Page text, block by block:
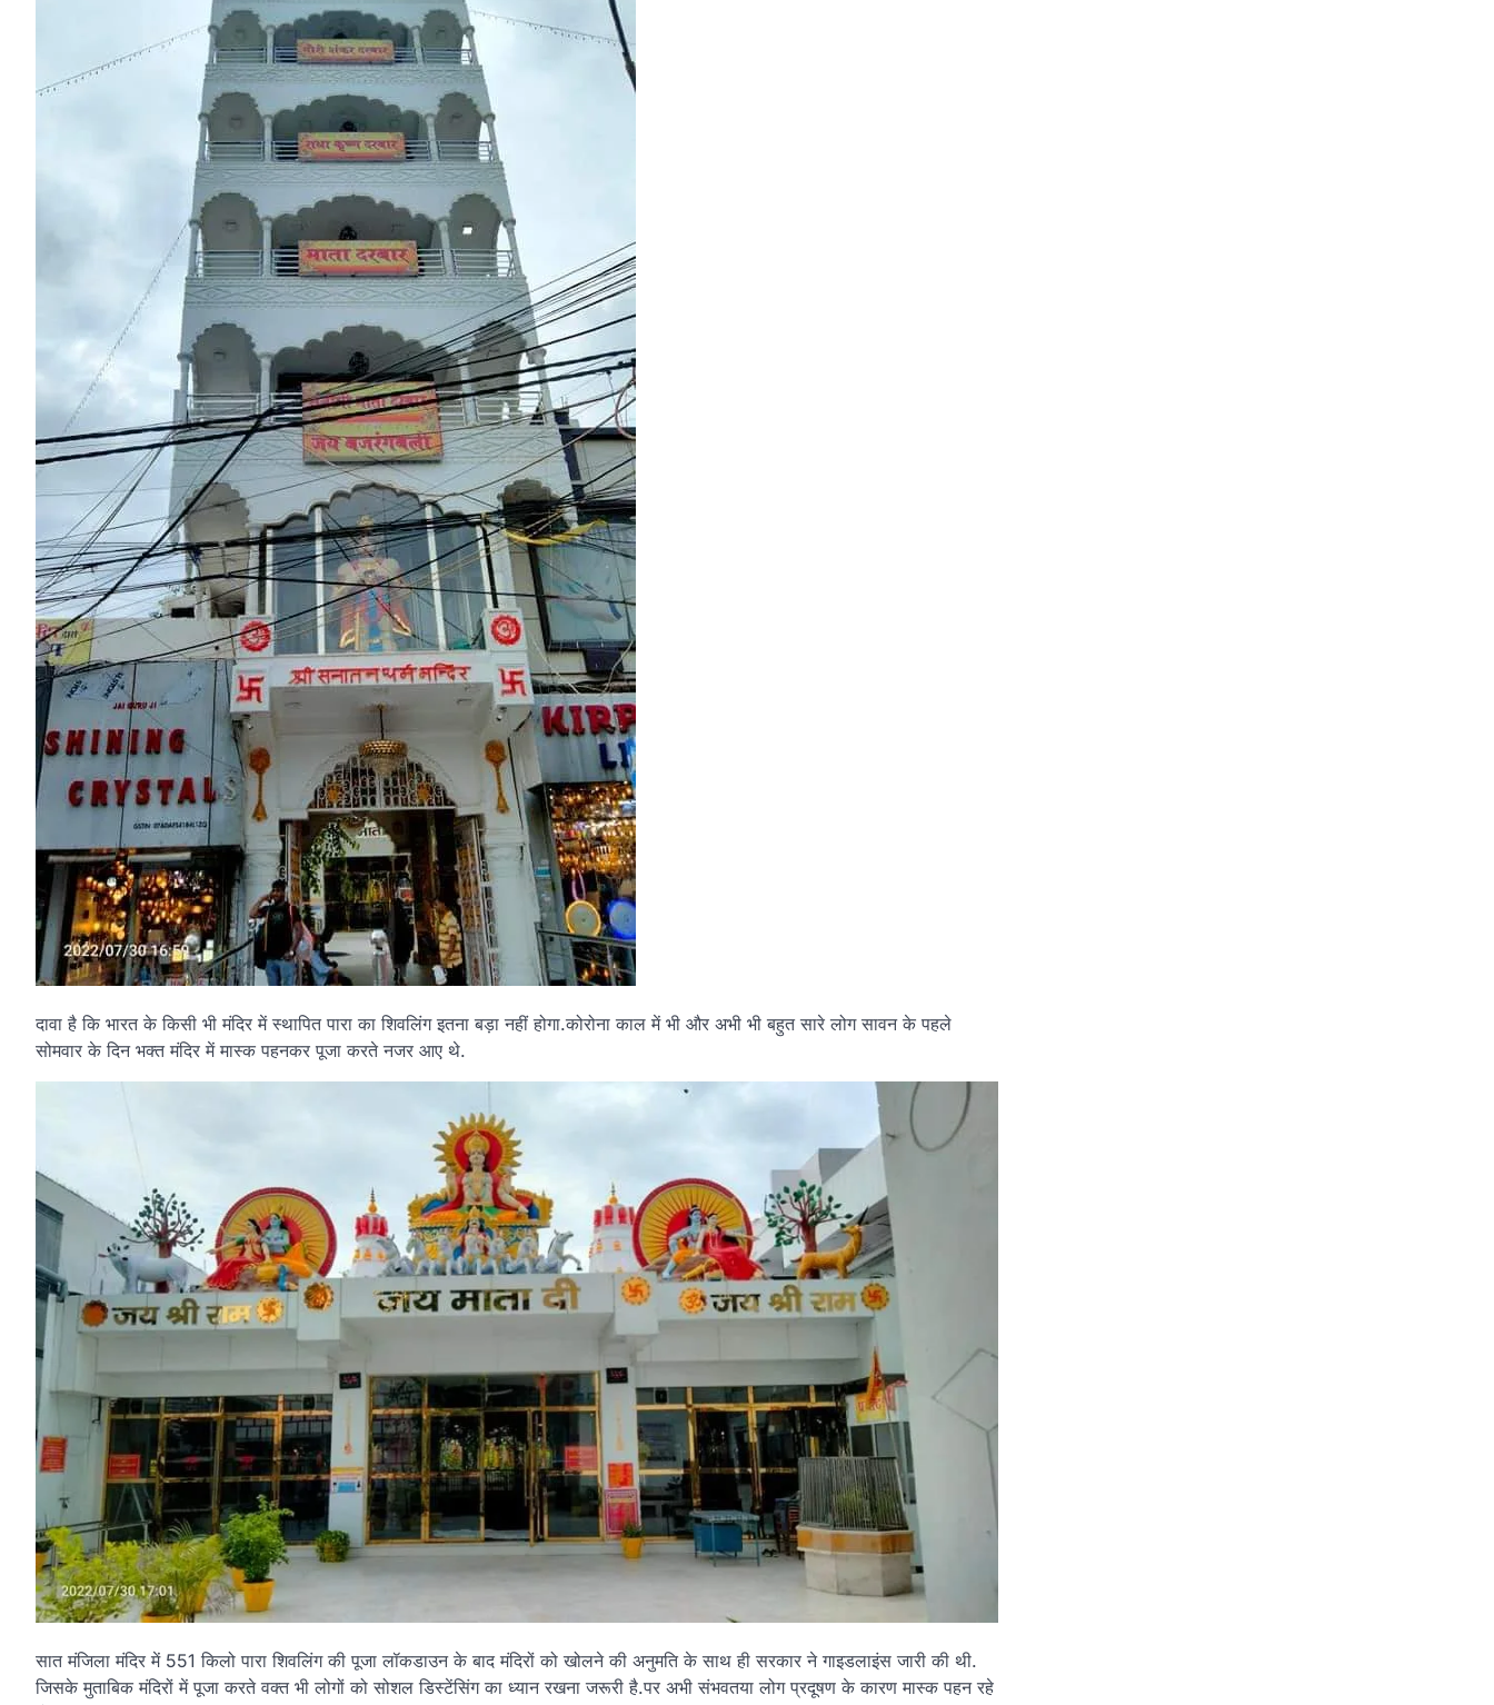
दावा है कि भारत के किसी भी मंदिर में स्थापित पारा का शिवलिंग इतना बड़ा नहीं होगा.कोरोना काल में भी और अभी भी बहुत सारे लोग सावन के पहले
सोमवार के दिन भक्त मंदिर में मास्क पहनकर पूजा करते नजर आए थे.
सात मंजिला मंदिर में 551 किलो पारा शिवलिंग की पूजा लॉकडाउन के बाद मंदिरों को खोलने की अनुमति के साथ ही सरकार ने गाइडलाइंस जारी की थी.
जिसके मुताबिक मंदिरों में पूजा करते वक्त भी लोगों को सोशल डिस्टेंसिंग का ध्यान रखना जरूरी है.पर अभी संभवतया लोग प्रदूषण के कारण मास्क पहन रहे